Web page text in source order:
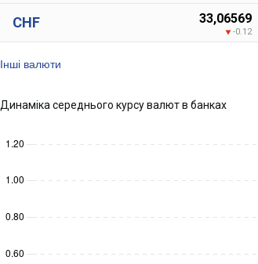
CHF 33,06569
-0.12
Інші валюти
Динаміка середнього курсу валют в банках